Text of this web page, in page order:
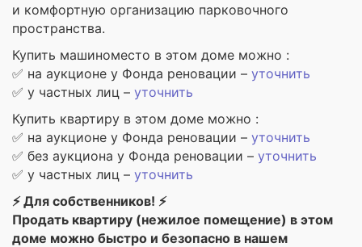
и комфортную организацию парковочного
пространства.
Купить машиноместо в этом доме можно :
✅ на аукционе у Фонда реновации – уточнить
✅ у частных лиц – уточнить
Купить квартиру в этом доме можно :
✅ на аукционе у Фонда реновации – уточнить
✅ без аукциона у Фонда реновации – уточнить
✅ у частных лиц – уточнить
⚡ Для собственников! ⚡
Продать квартиру (нежилое помещение) в этом
доме можно быстро и безопасно в нашем